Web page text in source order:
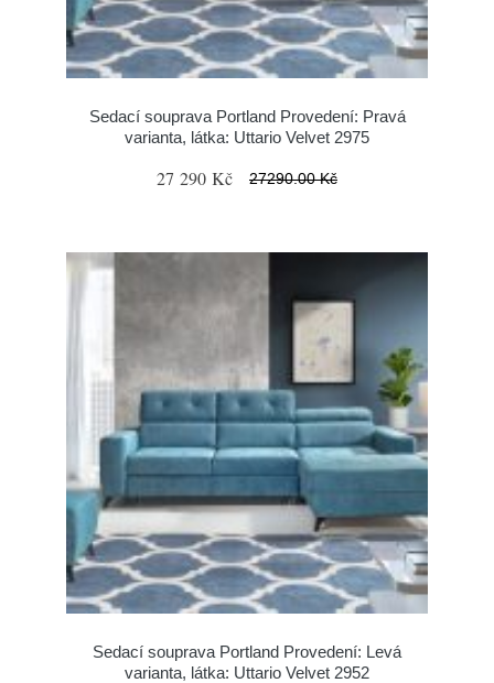
Sedací souprava Portland Provedení: Pravá
varianta, látka: Uttario Velvet 2975
27 290 Kč 27290.00 Kč
Sedací souprava Portland Provedení: Levá
varianta, látka: Uttario Velvet 2952